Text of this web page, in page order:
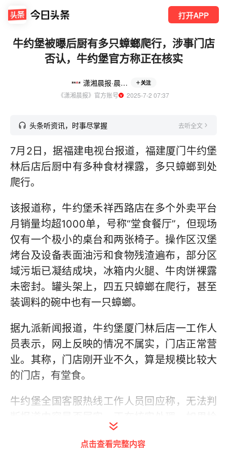
打开APP
牛约堡被曝后厨有多只蟑螂爬行，涉事门店
否认，牛约堡官方称正在核实
潇湘晨报·晨视频 关注
《潇湘晨报》官方账号
  2025-7-2 07:37
头条听资讯，时事尽掌握 去听全文
7月2日，据福建电视台报道，福建厦门牛约堡
林后店后厨中有多种食材裸露，多只蟑螂到处
爬行。
该报道称，牛约堡禾祥西路店在多个外卖平台
月销量均超1000单，号称“堂食餐厅”，但现场
仅有一个极小的桌台和两张椅子。操作区汉堡
烤台及设备表面油污和食物残渣遍布，部分区
域污垢已凝结成块，冰箱内火腿、牛肉饼裸露
未密封。罐头架上，四五只蟑螂在爬行，甚至
装调料的碗中也有一只蟑螂。
据九派新闻报道，牛约堡厦门林后店一工作人
员表示，网上反映的情况不属实，门店正常营
业。其称，门店刚开业不久，算是规模比较大
的门店，有堂食。
牛约堡全国客服热线工作人员回应称，无法判
查出来有问题，会罚款。其称，所报道内容可
能性不大，因为每天都有监控查看门店操作规
点击查看完整内容